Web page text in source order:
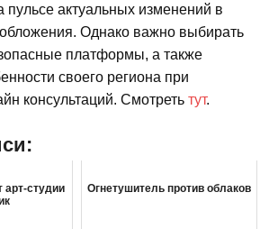
пульсе актуальных изменений в
Однако важно выбирать
платформы, а также
своего региона при
консультаций. Смотреть тут.
арт-студии
Огнетушитель против облаков